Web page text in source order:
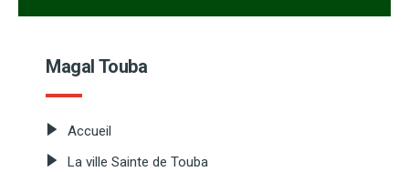
Magal Touba
Accueil
La ville Sainte de Touba